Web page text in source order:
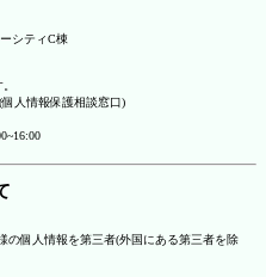
シティC棟
人情報保護相談窓口)
の個人情報を第三者(外国にある第三者を除